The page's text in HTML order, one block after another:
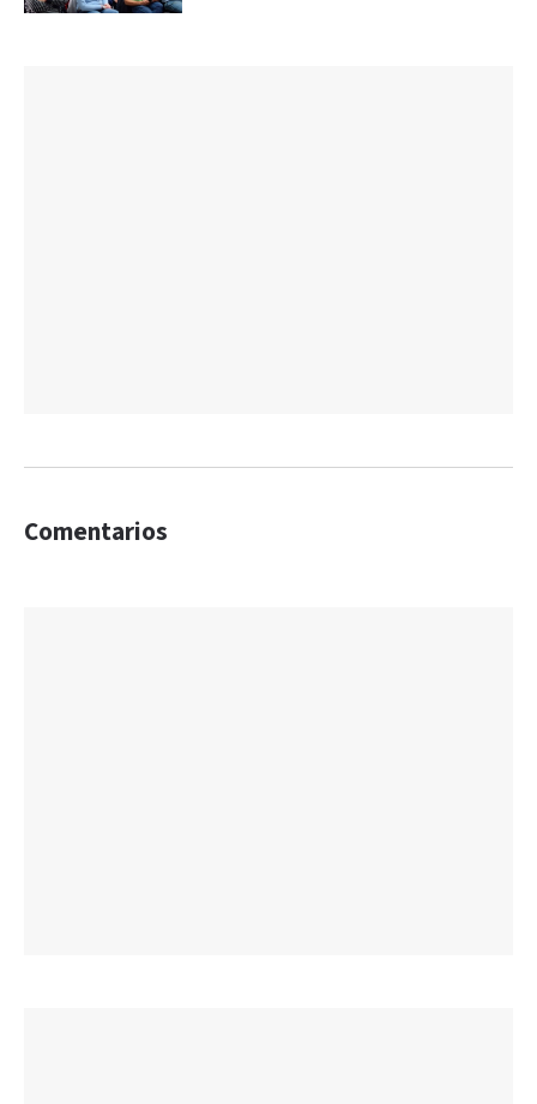
Comentarios